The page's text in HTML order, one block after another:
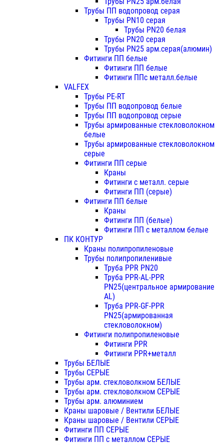
Трубы ПП водопровод серая
Трубы PN10 серая
Трубы PN20 белая
Трубы PN20 серая
Трубы PN25 арм.серая(алюмин)
Фитинги ПП белые
Фитинги ПП белые
Фитинги ППс металл.белые
VALFEX
Трубы PE-RT
Трубы ПП водопровод белые
Трубы ПП водопровод серые
Трубы армированные стекловолокном
белые
Трубы армированные стекловолокном
серые
Фитинги ПП серые
Краны
Фитинги с металл. серые
Фитинги ПП (серые)
Фитинги ПП белые
Краны
Фитинги ПП (белые)
Фитинги ПП с металлом белые
ПК КОНТУР
Краны полипропиленовые
Трубы полипропиленивые
Труба PPR PN20
Труба PPR-AL-PPR
PN25(центральное армирование
AL)
Труба PPR-GF-PPR
PN25(армированная
стекловолокном)
Фитинги полипропиленовые
Фитинги PPR
Фитинги PPR+металл
Трубы БЕЛЫЕ
Трубы СЕРЫЕ
Трубы арм. стекловолкном БЕЛЫЕ
Трубы арм. стекловолкном СЕРЫЕ
Трубы арм. алюминием
Краны шаровые / Вентили БЕЛЫЕ
Краны шаровые / Вентили СЕРЫЕ
Фитинги ПП СЕРЫЕ
Фитинги ПП с металлом СЕРЫЕ